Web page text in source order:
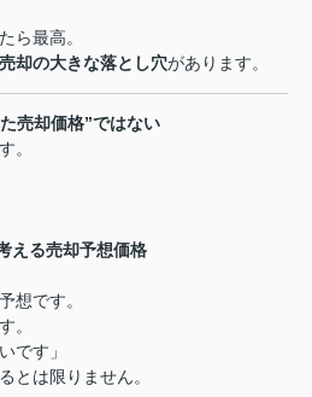
ら最高。
却の大きな落とし穴があります。
売却価格”ではない
。
える売却予想価格
想です。
。
です」
とは限りません。